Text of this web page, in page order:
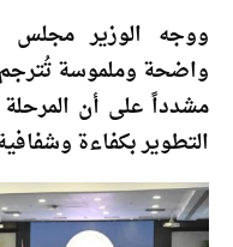
ووجه الوزير مجلس
واضحة وملموسة تُترجم
مشدداً على أن
التطوير بكفاءة